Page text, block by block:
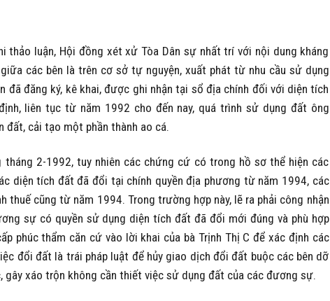
thảo luận, Hội đồng xét xử Tòa Dân sự nhất trí với nội dung kháng
các bên là trên cơ sở tự nguyện, xuất phát từ nhu cầu sử dụng
đã đăng ký, kê khai, được ghi nhận tại sổ địa chính đối với diện tích
liên tục từ năm 1992 cho đến nay, quá trình sử dụng đất ông
đất, cải tạo một phần thành ao cá.
2-1992, tuy nhiên các chứng cứ có trong hồ sơ thể hiện các
diện tích đất đã đổi tại chính quyền địa phương từ năm 1994, các
cũng từ năm 1994. Trong trường hợp này, lẽ ra phải công nhận
sự có quyền sử dụng diện tích đất đã đổi mới đúng và phù hợp
phúc thẩm căn cứ vào lời khai của bà Trịnh Thị C để xác định các
đổi đất là trái pháp luật để hủy giao dịch đổi đất buộc các bên dỡ
gây xáo trộn không cần thiết việc sử dụng đất của các đương sự.